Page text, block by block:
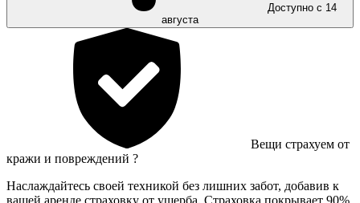
Доступно с 14
августа
Вещи страхуем от
кражи и повреждений ?
Наслаждайтесь своей техникой без лишних забот, добавив к
вашей аренде страховку от ущерба. Страховка покрывает 90%